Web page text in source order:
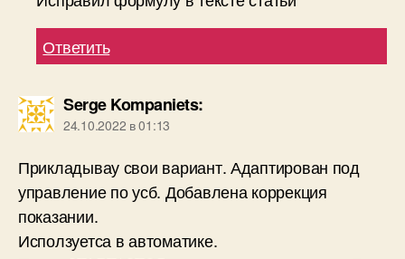
Ответить
Serge Kompaniets:
24.10.2022 в 01:13
Прикладывау свои вариант. Адаптирован под
управление по усб. Добавлена коррекция
показании.
Исползуетса в автоматике.